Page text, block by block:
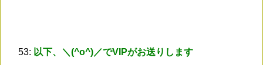
53: 以下、＼(^o^)／でVIPがお送りします